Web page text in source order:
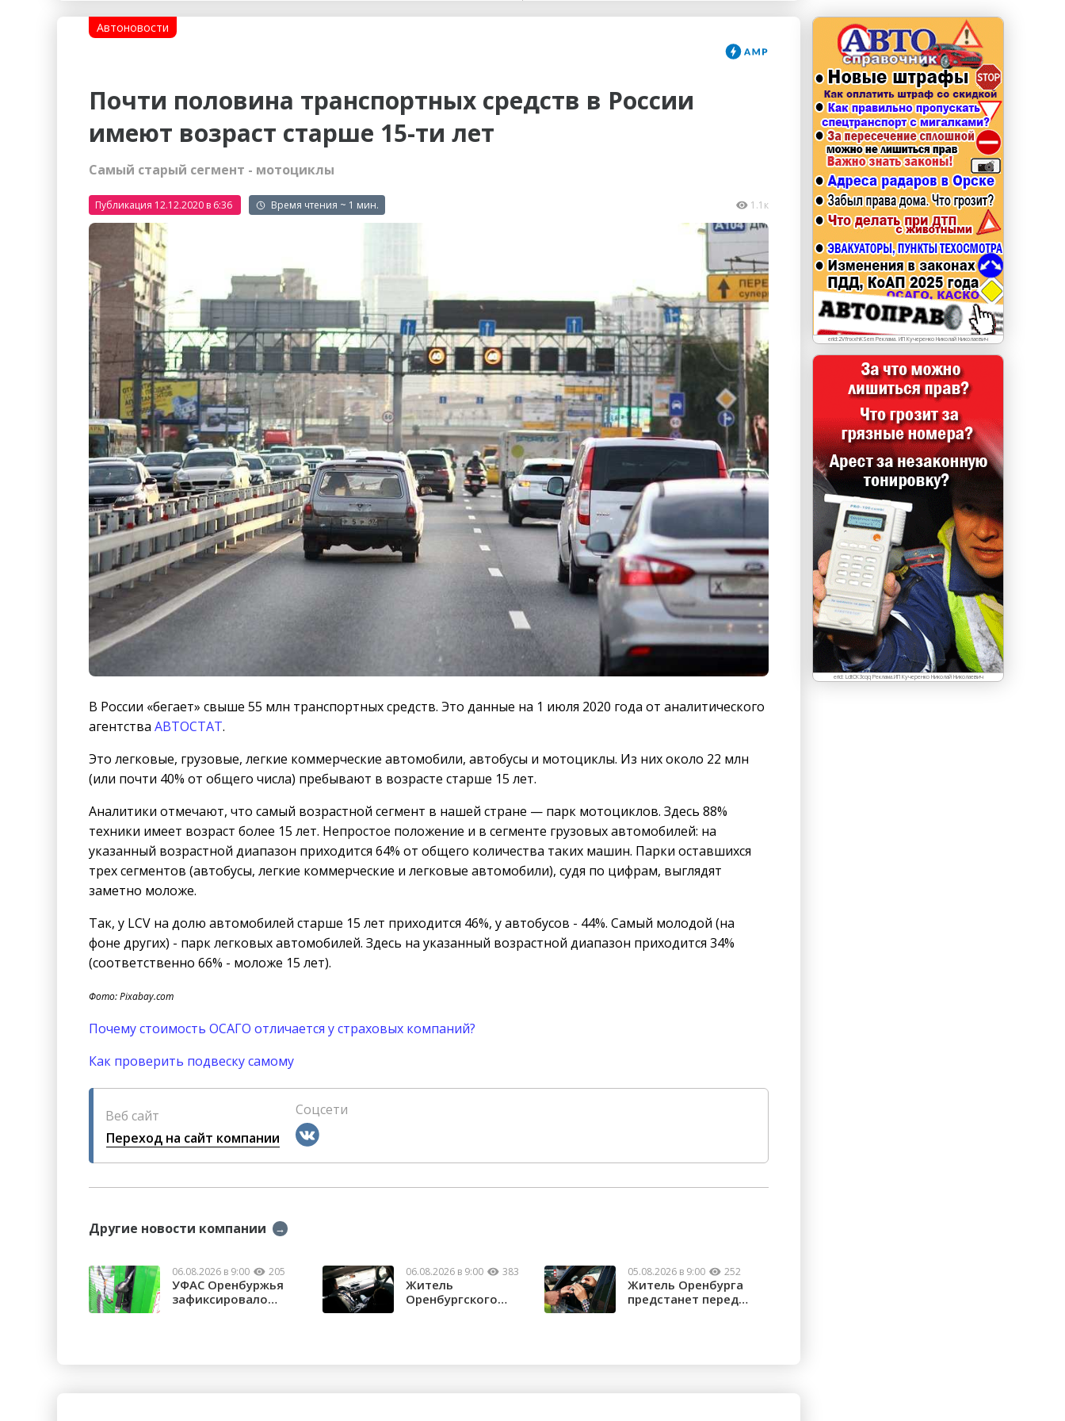
Гостиницы
СМИ и Реклама
Городское хозяйство
Купоны
erid: LdtCKJjWj Реклама. ИП Кучеренко Николай
Николаевич
Автоновости
Почти половина транспортных средств в России
имеют возраст старше 15-ти лет
Самый старый сегмент - мотоциклы
Публикация 12.12.2020 в 6:36 ~ 1 мин. 1.1к
В России «бегает» свыше 55 млн транспортных средств. Это данные на 1 июля 2020 года от аналитического
агентства АВТОСТАТ.
Это легковые, грузовые, легкие коммерческие автомобили, автобусы и мотоциклы. Из них около 22 млн
(или почти 40% от общего числа) пребывают в возрасте старше 15 лет.
Аналитики отмечают, что самый возрастной сегмент в нашей стране — парк мотоциклов. Здесь 88%
техники имеет возраст более 15 лет. Непростое положение и в сегменте грузовых автомобилей: на
указанный возрастной диапазон приходится 64% от общего количества таких машин. Парки оставшихся
трех сегментов (автобусы, легкие коммерческие и легковые автомобили), судя по цифрам, выглядят
заметно моложе.
Так, у LCV на долю автомобилей старше 15 лет приходится 46%, у автобусов - 44%. Самый молодой (на
фоне других) - парк легковых автомобилей. Здесь на указанный возрастной диапазон приходится 34%
(соответственно 66% - моложе 15 лет).
Фото: Pixabay.com
Почему стоимость ОСАГО отличается у страховых компаний?
Как проверить подвеску самому
Веб сайт
Переход на сайт компании
Соцсети
Другие новости компании →
06.08.2026 в 9:00 205
УФАС Оренбуржья
зафиксировало
06.08.2026 в 9:00 383
Житель
Оренбургского
05.08.2026 в 9:00 252
Житель Оренбурга
предстанет перед
erid:2VfnxxhKSem Реклама. ИП Кучеренко Николай Николаевич
erid: LdtCK3cqq Реклама.ИП Кучеренко Николай Николаевич